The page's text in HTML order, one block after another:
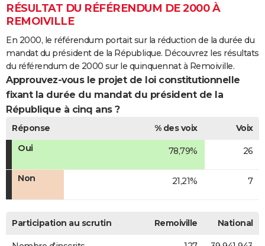
RÉSULTAT DU RÉFÉRENDUM DE 2000 À
REMOIVILLE
En 2000, le référendum portait sur la réduction de la durée du
mandat du président de la République. Découvrez les résultats
du référendum de 2000 sur le quinquennat à Remoiville.
Approuvez-vous le projet de loi constitutionnelle
fixant la durée du mandat du président de la
République à cinq ans ?
Réponse % des voix
Voix
Oui
78,79% 26
Non 21,21% 7
Participation au scrutin Remoiville National